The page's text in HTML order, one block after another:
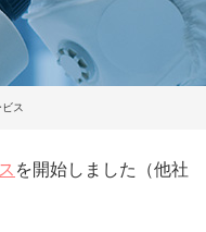
ス
を開始しました（他社